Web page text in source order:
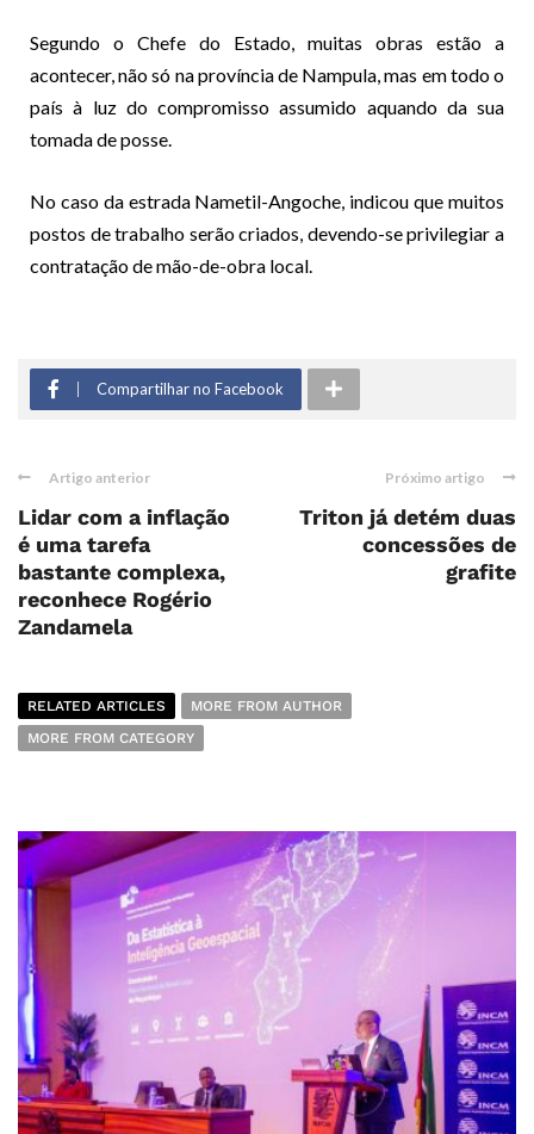
Segundo o Chefe do Estado, muitas obras estão a
acontecer, não só na província de Nampula, mas em todo o
país à luz do compromisso assumido aquando da sua
tomada de posse.
No caso da estrada Nametil-Angoche, indicou que muitos
postos de trabalho serão criados, devendo-se privilegiar a
contratação de mão-de-obra local.
Compartilhar no Facebook
Artigo anterior
Lidar com a inflação
é uma tarefa
bastante complexa,
reconhece Rogério
Zandamela
Próximo artigo
Triton já detém duas
concessões de
grafite
RELATED ARTICLES
MORE FROM AUTHOR
MORE FROM CATEGORY